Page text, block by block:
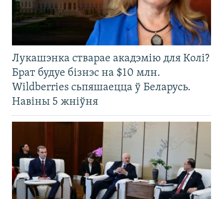
Лукашэнка стварае акадэмію для Колі?
Брат будуе бізнэс на $10 млн.
Wildberries сьпяшаецца ў Беларусь.
Навіны 5 жніўня